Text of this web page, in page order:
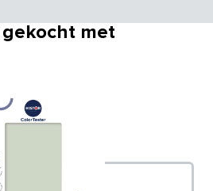
gekocht met